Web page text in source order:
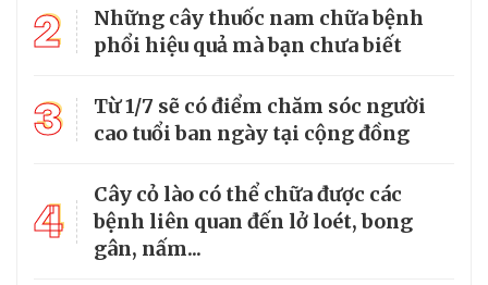
2
Những cây thuốc nam chữa bệnh
phổi hiệu quả mà bạn chưa biết
3
Từ 1/7 sẽ có điểm chăm sóc người
cao tuổi ban ngày tại cộng đồng
4
Cây cỏ lào có thể chữa được các
bệnh liên quan đến lở loét, bong
gân, nấm...